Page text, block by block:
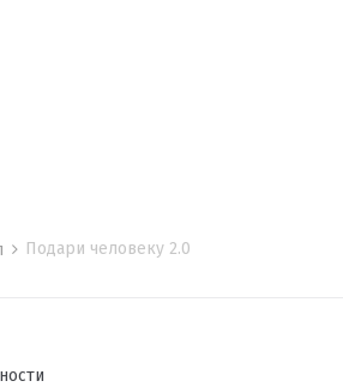
Подари человеку 2.0